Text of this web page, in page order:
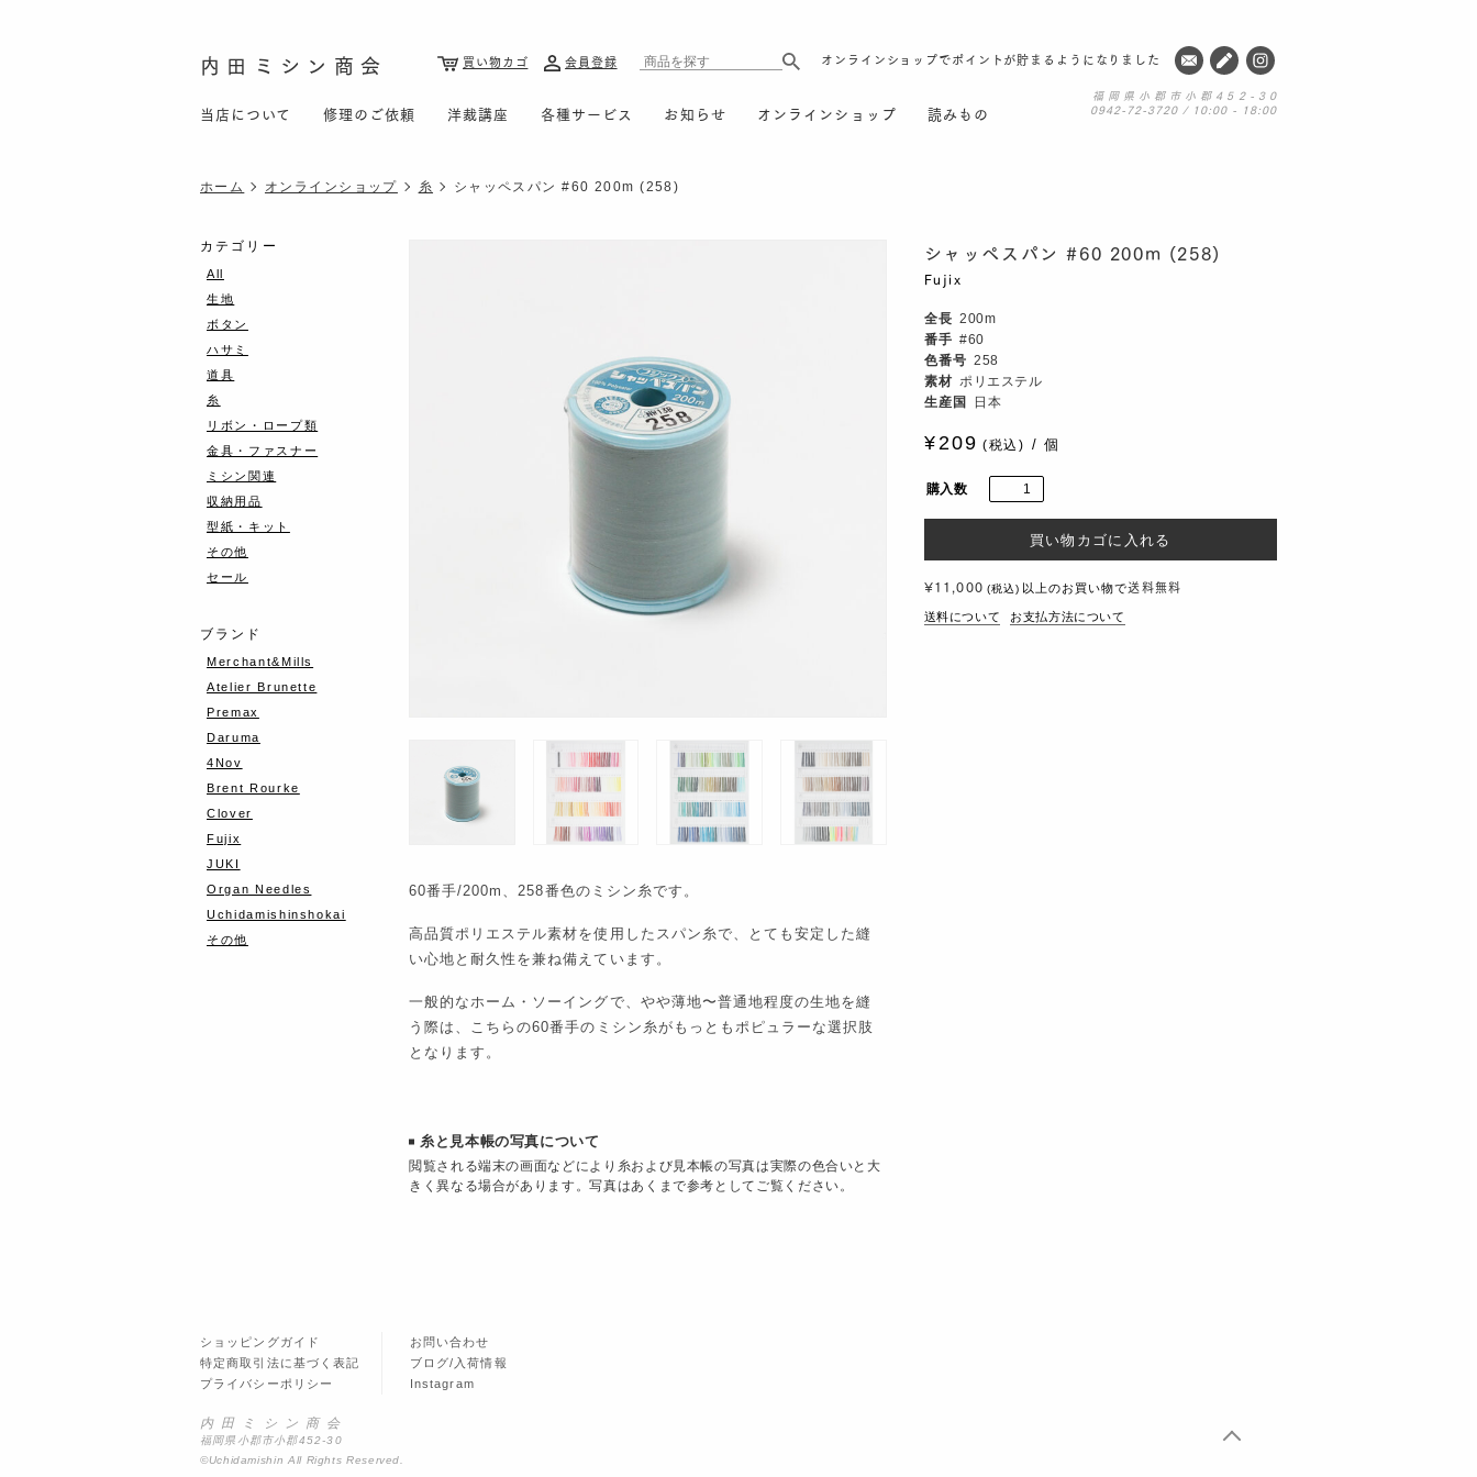
内田ミシン商会
当店について 修理のご依頼 洋裁講座 各種サービス お知らせ オンラインショップ 読みもの
買い物カゴ 会員登録 オンラインショップでポイントが貯まるようになりました
福岡県小郡市小郡452-30
0942-72-3720 / 10:00 - 18:00
ホーム オンラインショップ 糸 シャッペスパン #60 200m (258)
シャッペスパン #60 200m (258)
Fujix
全長 200m
番手 #60
色番号 258
素材 ポリエステル
生産国
日本
209 (税込) 個
購入数
¥11,000 (税込) 以上のお買い物で送料無料
送料について お支払方法について
60番手/200m、258番色のミシン糸です。
高品質ポリエステル素材を使用したスパン糸で、とても安定した縫
い心地と耐久性を兼ね備えています。
一般的なホーム・ソーイングで、やや薄地〜普通地程度の生地を縫
う際は、こちらの60番手のミシン糸がもっともポピュラーな選択肢
となります。
糸と見本帳の写真について
閲覧される端末の画面などにより糸および見本帳の写真は実際の色合いと大
きく異なる場合があります。写真はあくまで参考としてご覧ください。
カテゴリー
All
生地
ボタン
ハサミ
道具
糸
リボン・ロープ類
金具・ファスナー
ミシン関連
収納用品
型紙・キット
その他
セール
ブランド
Merchant&Mills
Atelier Brunette
Premax
Daruma
4Nov
Brent Rourke
Clover
Fujix
JUKI
Organ Needles
Uchidamishinshokai
その他
ショッピングガイド
特定商取引法に基づく表記
プライバシーポリシー
お問い合わせ
ブログ/入荷情報
Instagram
内田ミシン商会
福岡県小郡市小郡452-30
©︎Uchidamishin All Rights Reserved.